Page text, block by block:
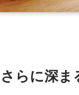
らに深ま